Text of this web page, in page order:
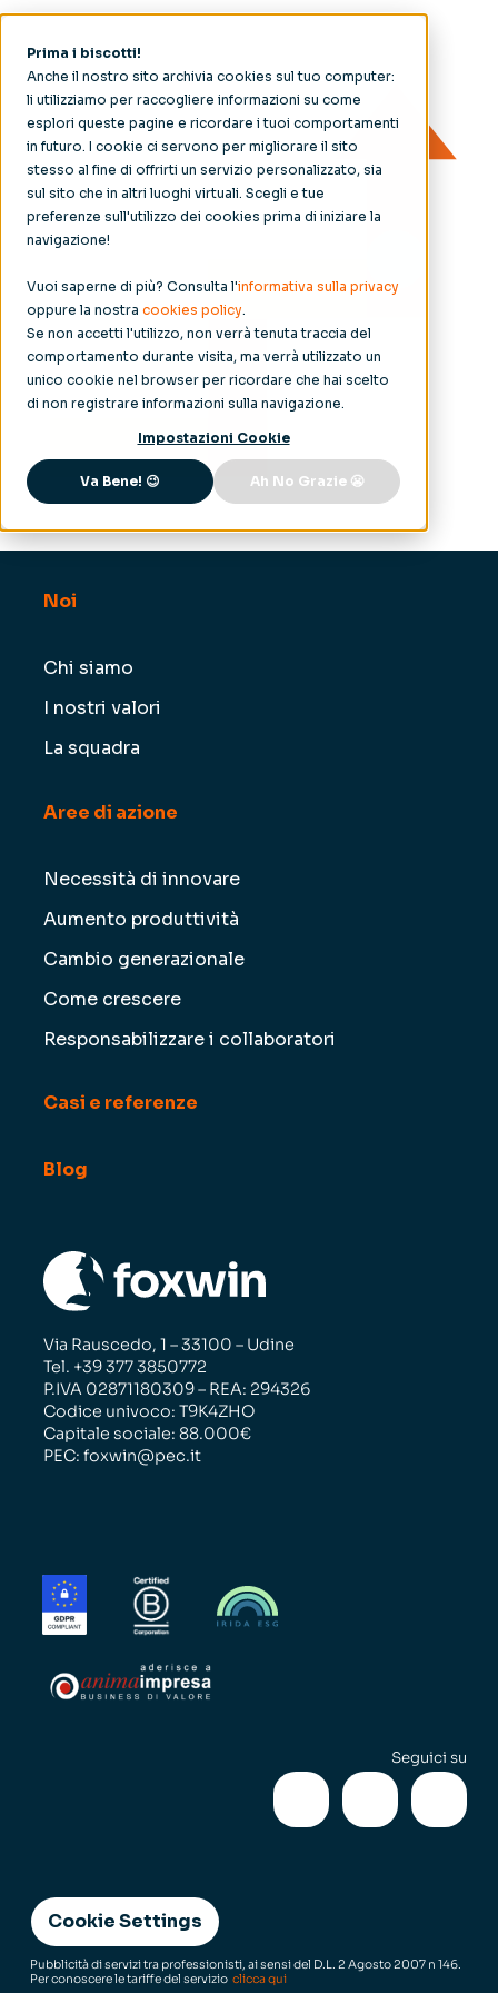
Prima i biscotti!
Anche il nostro sito archivia cookies sul tuo computer:
li utilizziamo per raccogliere informazioni su come
esplori queste pagine e ricordare i tuoi comportamenti
in futuro. I cookie ci servono per migliorare il sito
stesso al fine di offrirti un servizio personalizzato, sia
sul sito che in altri luoghi virtuali. Scegli e tue
preferenze sull'utilizzo dei cookies prima di iniziare la
navigazione!
Vuoi saperne di più? Consulta l'informativa sulla privacy
oppure la nostra cookies policy.
Se non accetti l'utilizzo, non verrà tenuta traccia del
comportamento durante visita, ma verrà utilizzato un
unico cookie nel browser per ricordare che hai scelto
di non registrare informazioni sulla navigazione.
Impostazioni Cookie
Va Bene! 😉 Ah No Grazie 😬
Noi
Chi siamo
I nostri valori
La squadra
Aree di azione
Necessità di innovare
Aumento produttività
Cambio generazionale
Come crescere
Responsabilizzare i collaboratori
Casi e referenze
Blog
Via Rauscedo, 1 – 33100 – Udine
Tel. +39 377 3850772
P.IVA 02871180309 – REA: 294326
Codice univoco: T9K4ZHO
Capitale sociale: 88.000€
PEC: foxwin@pec.it
Seguici su
Cookie Settings
Pubblicità di servizi tra professionisti, ai sensi del D.L. 2 Agosto 2007 n 146.
Per conoscere le tariffe del servizio clicca qui